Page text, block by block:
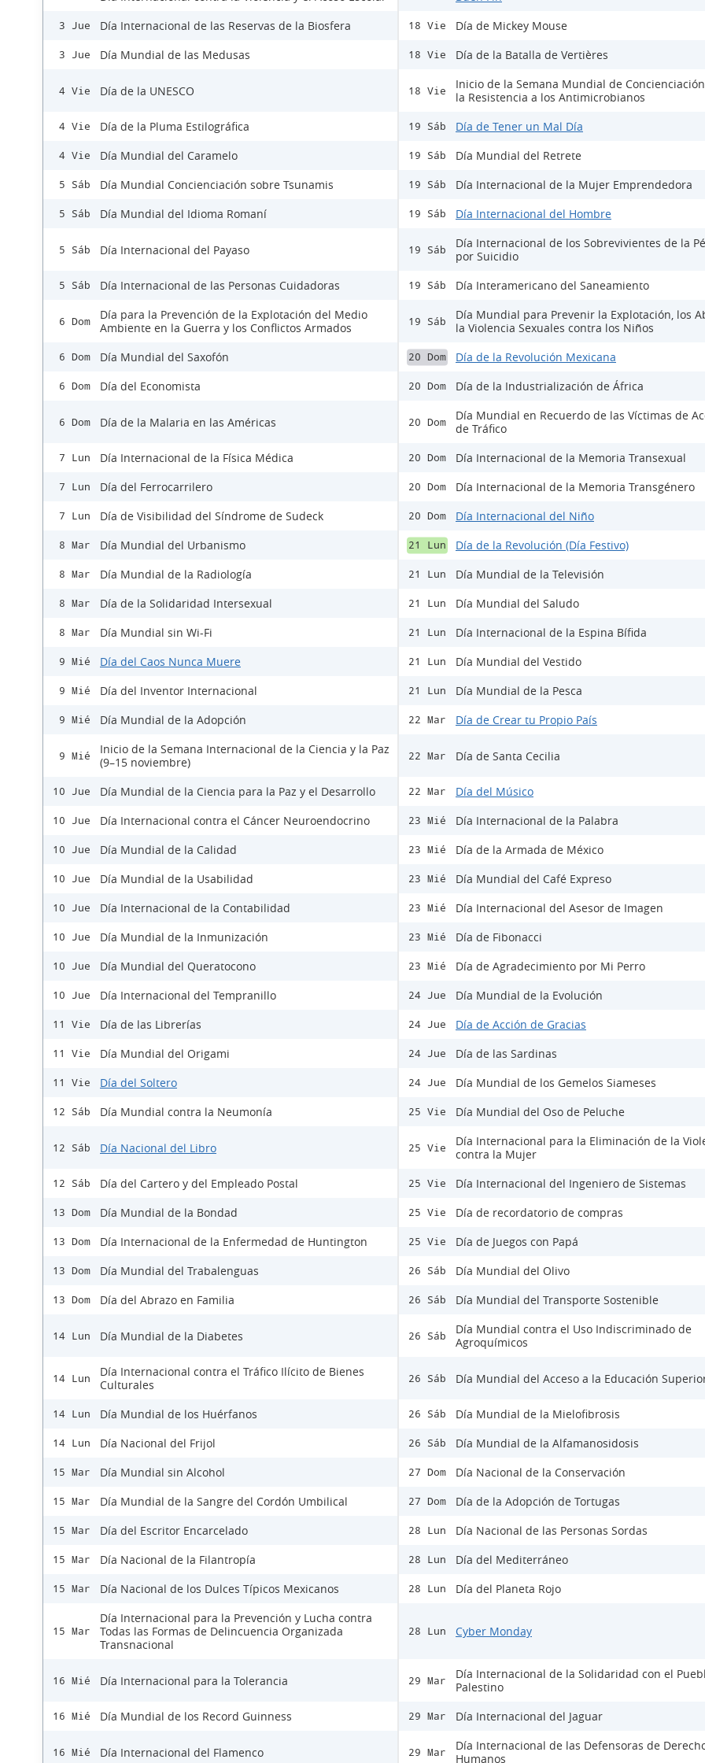
3 Jue Día Internacional de las Reservas de la Biosfera
3 Jue Día Mundial de las Medusas
4 Vie Día de la UNESCO
4 Vie Día de la Pluma Estilográfica
4 Vie Día Mundial del Caramelo
5 Sáb Día Mundial Concienciación sobre Tsunamis
5 Sáb Día Mundial del Idioma Romaní
5 Sáb Día Internacional del Payaso
5 Sáb Día Internacional de las Personas Cuidadoras
6 Dom
Día para la Prevención de la Explotación del Medio
Ambiente en la Guerra y los Conflictos Armados
6 Dom Día Mundial del Saxofón
6 Dom Día del Economista
6 Dom Día de la Malaria en las Américas
7 Lun Día Internacional de la Física Médica
7 Lun Día del Ferrocarrilero
7 Lun Día de Visibilidad del Síndrome de Sudeck
8 Mar Día Mundial del Urbanismo
8 Mar Día Mundial de la Radiología
8 Mar Día de la Solidaridad Intersexual
8 Mar Día Mundial sin Wi-Fi
9 Mié Día del Caos Nunca Muere
9 Mié Día del Inventor Internacional
9 Mié Día Mundial de la Adopción
9 Mié
Inicio de la Semana Internacional de la Ciencia y la Paz
(9–15 noviembre)
10 Jue Día Mundial de la Ciencia para la Paz y el Desarrollo
10 Jue Día Internacional contra el Cáncer Neuroendocrino
10 Jue Día Mundial de la Calidad
10 Jue Día Mundial de la Usabilidad
10 Jue Día Internacional de la Contabilidad
10 Jue Día Mundial de la Inmunización
10 Jue Día Mundial del Queratocono
10 Jue Día Internacional del Tempranillo
11 Vie Día de las Librerías
11 Vie Día Mundial del Origami
11 Vie Día del Soltero
12 Sáb Día Mundial contra la Neumonía
12 Sáb Día Nacional del Libro
12 Sáb Día del Cartero y del Empleado Postal
13 Dom Día Mundial de la Bondad
13 Dom Día Internacional de la Enfermedad de Huntington
13 Dom Día Mundial del Trabalenguas
13 Dom Día del Abrazo en Familia
14 Lun Día Mundial de la Diabetes
14 Lun
Día Internacional contra el Tráfico Ilícito de Bienes
Culturales
14 Lun Día Mundial de los Huérfanos
14 Lun Día Nacional del Frijol
15 Mar Día Mundial sin Alcohol
15 Mar Día Mundial de la Sangre del Cordón Umbilical
15 Mar Día del Escritor Encarcelado
15 Mar Día Nacional de la Filantropía
15 Mar Día Nacional de los Dulces Típicos Mexicanos
15 Mar
Día Internacional para la Prevención y Lucha contra
Todas las Formas de Delincuencia Organizada
Transnacional
16 Mié Día Internacional para la Tolerancia
16 Mié Día Mundial de los Record Guinness
16 Mié Día Internacional del Flamenco
18 Vie Día de Mickey Mouse
18 Vie Día de la Batalla de Vertières
18 Vie
Inicio de la Semana Mundial de
la Resistencia a los Antimicrobianos
19 Sáb Día de Tener un Mal Día
19 Sáb Día Mundial del Retrete
19 Sáb Día Internacional de la Mujer Emprendedora
19 Sáb Día Internacional del Hombre
19 Sáb
Día Internacional de los Sobrevivientes de la
por Suicidio
19 Sáb Día Interamericano del Saneamiento
19 Sáb
Día Mundial para Prevenir la Explotación, los
la Violencia Sexuales contra los Niños
20 Dom Día de la Revolución Mexicana
20 Dom Día de la Industrialización de África
20 Dom
Día Mundial en Recuerdo de las Víctimas de
de Tráfico
20 Dom Día Internacional de la Memoria Transexual
20 Dom Día Internacional de la Memoria Transgénero
20 Dom Día Internacional del Niño
21 Lun Día de la Revolución (Día Festivo)
21 Lun Día Mundial de la Televisión
21 Lun Día Mundial del Saludo
21 Lun Día Internacional de la Espina Bífida
21 Lun Día Mundial del Vestido
21 Lun Día Mundial de la Pesca
22 Mar Día de Crear tu Propio País
22 Mar Día de Santa Cecilia
22 Mar Día del Músico
23 Mié Día Internacional de la Palabra
23 Mié Día de la Armada de México
23 Mié Día Mundial del Café Expreso
23 Mié Día Internacional del Asesor de Imagen
23 Mié Día de Fibonacci
23 Mié Día de Agradecimiento por Mi Perro
24 Jue Día Mundial de la Evolución
24 Jue Día de Acción de Gracias
24 Jue Día de las Sardinas
24 Jue Día Mundial de los Gemelos Siameses
25 Vie Día Mundial del Oso de Peluche
25 Vie
Día Internacional para la Eliminación de la
contra la Mujer
25 Vie Día Internacional del Ingeniero de Sistemas
25 Vie Día de recordatorio de compras
25 Vie Día de Juegos con Papá
26 Sáb Día Mundial del Olivo
26 Sáb Día Mundial del Transporte Sostenible
26 Sáb
Día Mundial contra el Uso Indiscriminado de
Agroquímicos
26 Sáb Día Mundial del Acceso a la Educación
26 Sáb Día Mundial de la Mielofibrosis
26 Sáb Día Mundial de la Alfamanosidosis
27 Dom Día Nacional de la Conservación
27 Dom Día de la Adopción de Tortugas
28 Lun Día Nacional de las Personas Sordas
28 Lun Día del Mediterráneo
28 Lun Día del Planeta Rojo
28 Lun Cyber Monday
29 Mar
Día Internacional de la Solidaridad con el
Palestino
29 Mar Día Internacional del Jaguar
29 Mar
Día Internacional de las Defensoras de
Humanos